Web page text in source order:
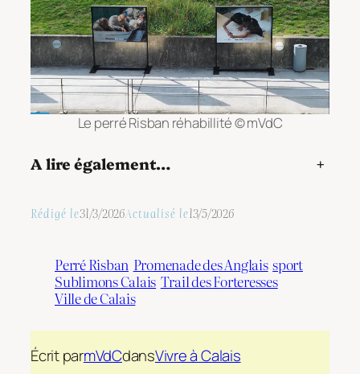
Le perré Risban réhabillité © mVdC
A lire également… +
Rédigé le31/3/2026Actualisé le13/5/2026
Perré Risban Promenade des Anglais sport
Sublimons Calais Trail des Forteresses
Ville de Calais
Écrit parmVdCdansVivre à Calais